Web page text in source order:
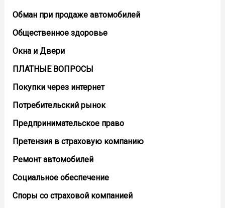
Обман при продаже автомобилей
Общественное здоровье
Окна и Двери
ПЛАТНЫЕ ВОПРОСЫ
Покупки через интернет
Потребительский рынок
Предпринимательское право
Претензия в страховую компанию
Ремонт автомобилей
Социальное обеспечение
Споры со страховой компанией